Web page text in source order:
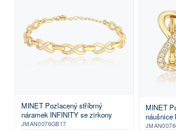
MINET Pozlacený stříbrný
náramek INFINITY se zirkony
JMAN0076GB17
MINET
náušnice
zirkony